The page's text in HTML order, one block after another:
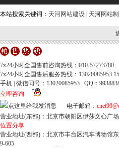
本站搜索关键词： 天河网站建设 天河网站
7x24小时全国售前咨询热线：010-57273780
7x24小时全国售后服务热线：13020085953
手机 | 微信同号：13020085953 QQ：
立即咨询
电子邮箱：
营业地址(东部)：北京市朝阳区伊莎文心广
位置分享
营业地址(西部)：北京市丰台区汽车博物馆
9-605